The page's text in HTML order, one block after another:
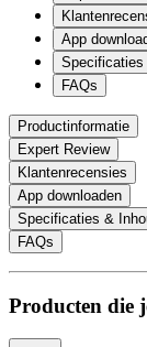
App
Specificaties
FAQs
Productinformatie
Expert Review
Klantenrecensies
App downloaden
Specificaties &
FAQs
Producten die